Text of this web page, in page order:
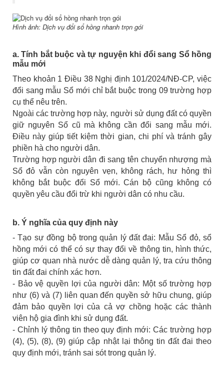
Hình ảnh: Dịch vụ đổi sổ hồng nhanh trọn gói
a. Tính bắt buộc và tự nguyện khi đổi sang Sổ hồng
mẫu mới
Theo khoản 1 Điều 38 Nghị định 101/2024/NĐ-CP, việc
đổi sang mẫu Sổ mới chỉ bắt buộc trong 09 trường hợp
cụ thể nêu trên.
Ngoài các trường hợp này, người sử dụng đất có quyền
giữ nguyên Sổ cũ mà không cần đổi sang mẫu mới.
Điều này giúp tiết kiệm thời gian, chi phí và tránh gây
phiền hà cho người dân.
Trường hợp người dân đi sang tên chuyển nhượng mà
Sổ đỏ vẫn còn nguyên vẹn, không rách, hư hỏng thì
không bắt buộc đổi Sổ mới. Cán bộ cũng không có
quyền yêu cầu đổi trừ khi người dân có nhu cầu.
b. Ý nghĩa của quy định này
- Tạo sự đồng bộ trong quản lý đất đai: Mẫu Sổ đỏ, sổ
hồng mới có thể có sự thay đổi về thông tin, hình thức,
giúp cơ quan nhà nước dễ dàng quản lý, tra cứu thông
tin đất đai chính xác hơn.
- Bảo vệ quyền lợi của người dân: Một số trường hợp
như (6) và (7) liên quan đến quyền sở hữu chung, giúp
đảm bảo quyền lợi của cả vợ chồng hoặc các thành
viên hộ gia đình khi sử dụng đất.
- Chỉnh lý thông tin theo quy định mới: Các trường hợp
(4), (5), (8), (9) giúp cập nhật lại thông tin đất đai theo
quy định mới, tránh sai sót trong quản lý.